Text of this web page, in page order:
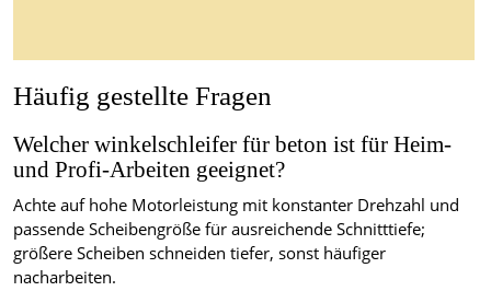
Häufig gestellte Fragen
Welcher winkelschleifer für beton ist für Heim-
und Profi-Arbeiten geeignet?
Achte auf hohe Motorleistung mit konstanter Drehzahl und
passende Scheibengröße für ausreichende Schnitttiefe;
größere Scheiben schneiden tiefer, sonst häufiger
nacharbeiten.